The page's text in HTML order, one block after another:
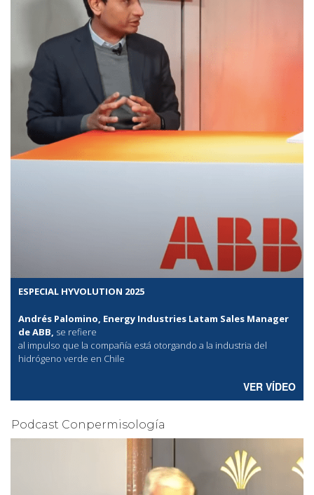
ESPECIAL HYVOLUTION 2025
Andrés Palomino, Energy Industries Latam Sales Manager
de ABB, se refiere
al impulso que la compañía está otorgando a la industria del
hidrógeno verde en Chile
VER VÍDEO
Podcast Conpermisología